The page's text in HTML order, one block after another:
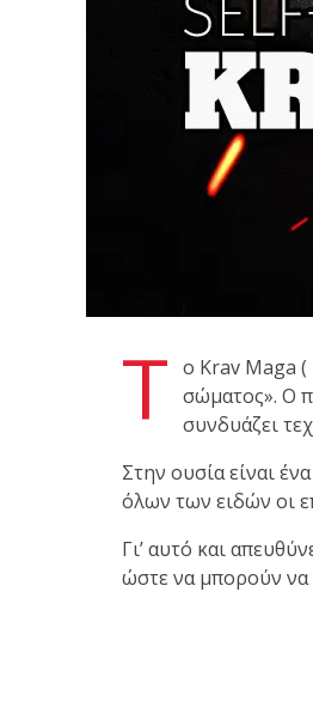
Brazilian Jiu-Jitsu
Ο Κορυφαίος
9th Degree, σε
Τ ο Krav Maga (
σώματος». Ο
συνδυάζει
Στην ουσία είναι
όλων των ειδών οι
Γι’ αυτό και
ώστε να μπορούν να